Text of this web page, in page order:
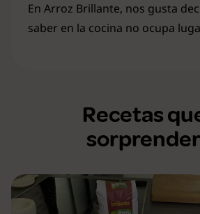
En Arroz Brillante, nos gusta
saber en la cocina no ocupa
Recetas